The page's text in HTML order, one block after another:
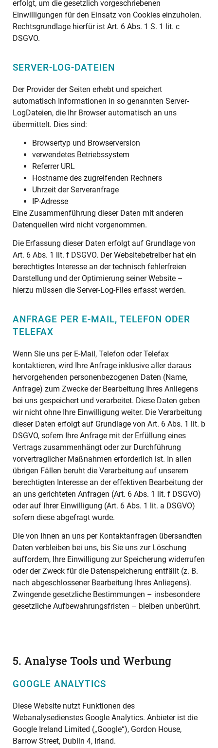
erfolgt, um die gesetzlich vorgeschriebenen
Einwilligungen für den Einsatz von Cookies einzuholen.
Rechtsgrundlage hierfür ist Art. 6 Abs. 1 S. 1 lit. c
DSGVO.
SERVER-LOG-DATEIEN
Der Provider der Seiten erhebt und speichert
automatisch Informationen in so genannten Server-
LogDateien, die Ihr Browser automatisch an uns
übermittelt. Dies sind:
Browsertyp und Browserversion
verwendetes Betriebssystem
Referrer URL
Hostname des zugreifenden Rechners
Uhrzeit der Serveranfrage
IP-Adresse
Eine Zusammenführung dieser Daten mit anderen
Datenquellen wird nicht vorgenommen.
Die Erfassung dieser Daten erfolgt auf Grundlage von
Art. 6 Abs. 1 lit. f DSGVO. Der Websitebetreiber hat ein
berechtigtes Interesse an der technisch fehlerfreien
Darstellung und der Optimierung seiner Website –
hierzu müssen die Server-Log-Files erfasst werden.
ANFRAGE PER E-MAIL, TELEFON ODER
TELEFAX
Wenn Sie uns per E-Mail, Telefon oder Telefax
kontaktieren, wird Ihre Anfrage inklusive aller daraus
hervorgehenden personenbezogenen Daten (Name,
Anfrage) zum Zwecke der Bearbeitung Ihres Anliegens
bei uns gespeichert und verarbeitet. Diese Daten geben
wir nicht ohne Ihre Einwilligung weiter. Die Verarbeitung
dieser Daten erfolgt auf Grundlage von Art. 6 Abs. 1 lit. b
DSGVO, sofern Ihre Anfrage mit der Erfüllung eines
Vertrags zusammenhängt oder zur Durchführung
vorvertraglicher Maßnahmen erforderlich ist. In allen
übrigen Fällen beruht die Verarbeitung auf unserem
berechtigten Interesse an der effektiven Bearbeitung der
an uns gerichteten Anfragen (Art. 6 Abs. 1 lit. f DSGVO)
oder auf Ihrer Einwilligung (Art. 6 Abs. 1 lit. a DSGVO)
sofern diese abgefragt wurde.
Die von Ihnen an uns per Kontaktanfragen übersandten
Daten verbleiben bei uns, bis Sie uns zur Löschung
auffordern, Ihre Einwilligung zur Speicherung widerrufen
oder der Zweck für die Datenspeicherung entfällt (z. B.
nach abgeschlossener Bearbeitung Ihres Anliegens).
Zwingende gesetzliche Bestimmungen – insbesondere
gesetzliche Aufbewahrungsfristen – bleiben unberührt.
5. Analyse Tools und Werbung
GOOGLE ANALYTICS
Diese Website nutzt Funktionen des
Webanalysedienstes Google Analytics. Anbieter ist die
Google Ireland Limited („Google“), Gordon House,
Barrow Street, Dublin 4, Irland.